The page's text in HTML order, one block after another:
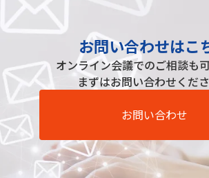
お問い合わせはこ
オンライン会議でのご相談も可
まずはお問い合わせくださ
お問い合わせ